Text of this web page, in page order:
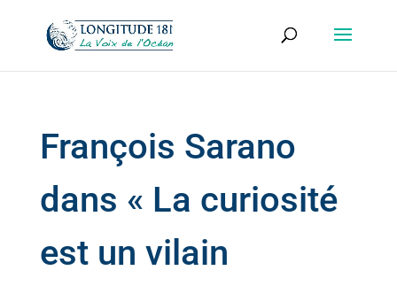
François Sarano
dans « La curiosité
est un vilain